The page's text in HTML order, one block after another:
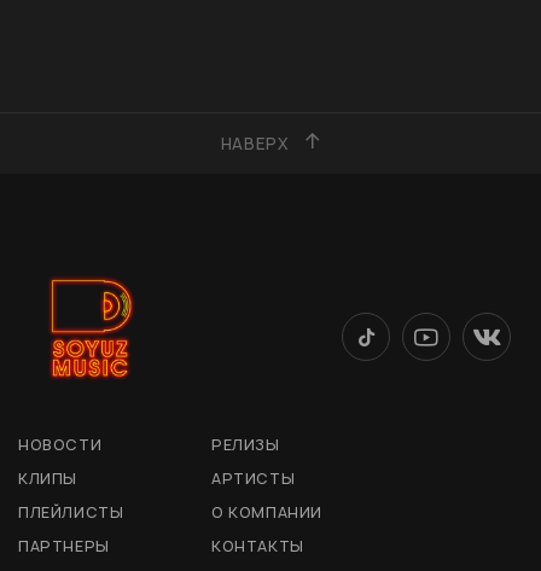
НАВЕРХ
НОВОСТИ
РЕЛИЗЫ
КЛИПЫ
АРТИСТЫ
ПЛЕЙЛИСТЫ
О КОМПАНИИ
ПАРТНЕРЫ
КОНТАКТЫ